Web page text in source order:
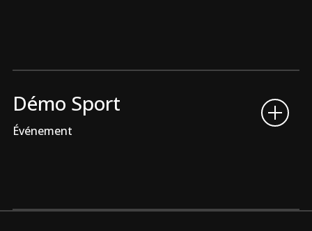
Démo Sport
Événement